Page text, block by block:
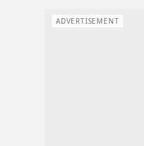
ADVERTISEMENT